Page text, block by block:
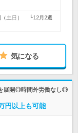
（土日） └12月2週
気になる
展開◎時間外労働なし◎
円以上も可能